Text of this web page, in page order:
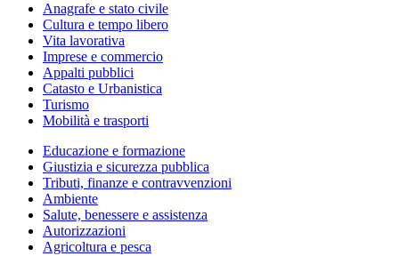
Anagrafe e stato civile
Cultura e tempo libero
Vita lavorativa
Imprese e commercio
Appalti pubblici
Catasto e Urbanistica
Turismo
Mobilità e trasporti
Educazione e formazione
Giustizia e sicurezza pubblica
Tributi, finanze e contravvenzioni
Ambiente
Salute, benessere e assistenza
Autorizzazioni
Agricoltura e pesca